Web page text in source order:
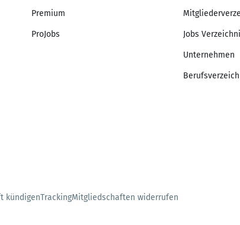
Premium
ProJobs Jobs
Unternehmen
kündigenTrackingMitgliedschaften widerrufen